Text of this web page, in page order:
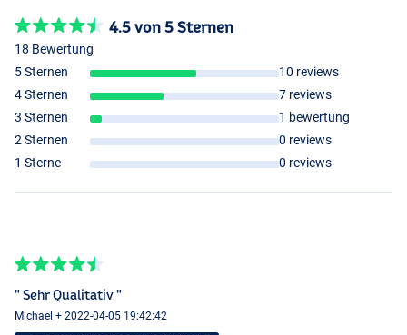
4.5 von 5 Sternen
18 Bewertung
5 Sternen
10 reviews
4 Sternen
7 reviews
3 Sternen
1 bewertung
2 Sternen
0 reviews
1 Sterne
0 reviews
" Sehr Qualitativ "
Michael + 2022-04-05 19:42:42